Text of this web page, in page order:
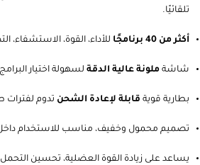
تلقائيًا.
أكثر من 40 برنامجًا للأداء، القوة، الاستشفاء،
شاشة ملونة عالية الدقة لسهولة اختيار
بطارية قوية قابلة لإعادة الشحن تدوم لفترات
تصميم محمول وخفيف، مناسب للاستخدام داخل
يساعد على زيادة القوة العضلية، تحسين